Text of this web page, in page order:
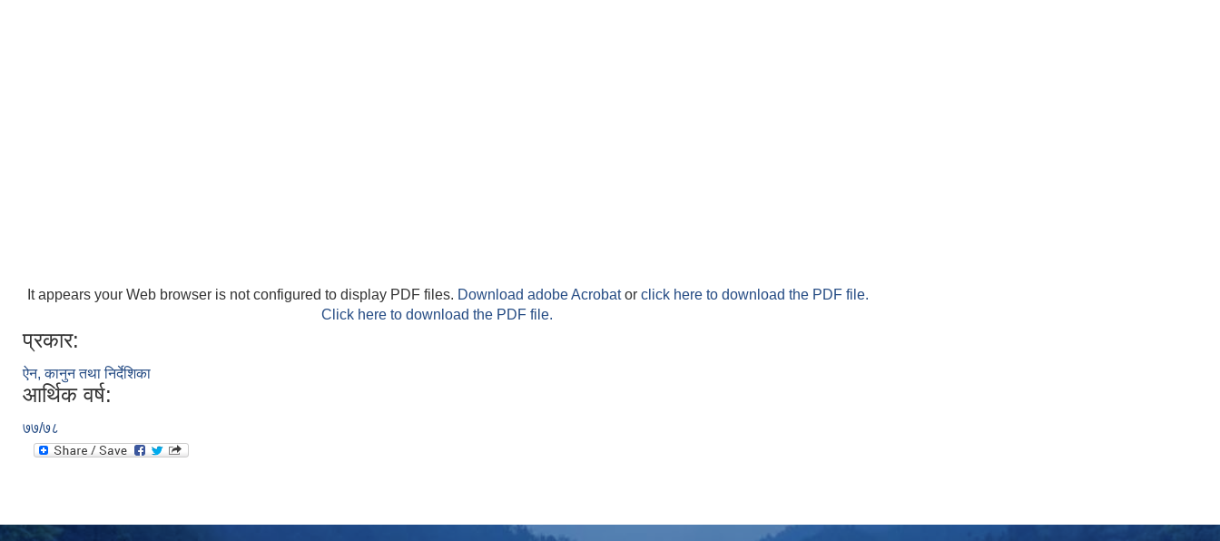
It appears your Web browser is not configured to display PDF files. Download adobe Acrobator click here to download the PDF file.
Click here to download the PDF file.
प्रकार:
ऐन, कानुन तथा निर्देशिका
आर्थिक वर्ष:
७७/७८